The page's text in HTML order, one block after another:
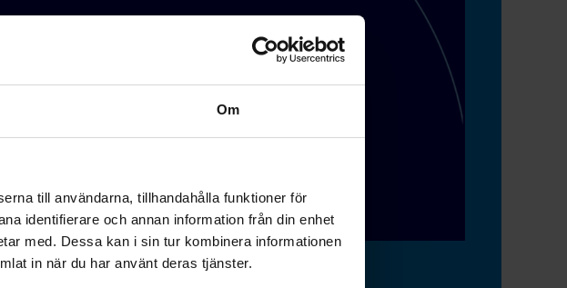
Om
till användarna, tillhandahålla funktioner för
identifierare och annan information från din enhet
med. Dessa kan i sin tur kombinera informationen
in när du har använt deras tjänster.